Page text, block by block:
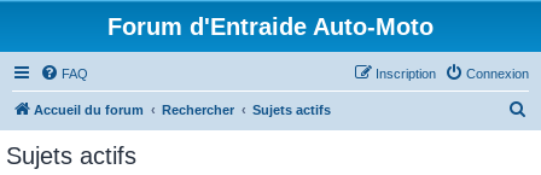
Forum d'Entraide Auto-Moto
FAQ Connexion
Inscription
Accueil du forum Rechercher Sujets actifs
Sujets actifs